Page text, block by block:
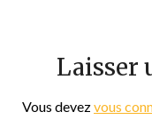
Laisser
Vous devezvous